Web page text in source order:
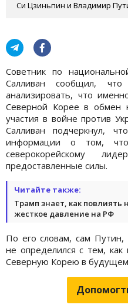
Си Цзиньпин и Владимир
Советник по
Салливан сообщил,
анализировать, что
Северной Корее в обмен
участия в войне против
Салливан подчеркнул,
информации о том,
северокорейскому
предоставленные силы.
Читайте также:
Трамп знает, как повлиять
жесткое давление на РФ
По его словам, сам
не определился с тем,
Северную Корею в